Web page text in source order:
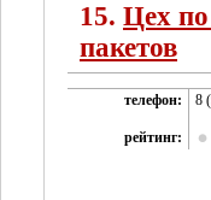
15. Цех по
пакетов
телефон: 8
рейтинг: